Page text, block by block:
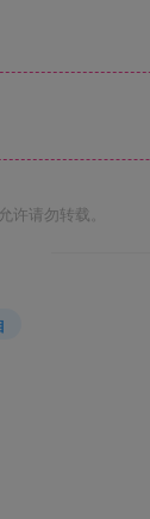
许请勿转载。